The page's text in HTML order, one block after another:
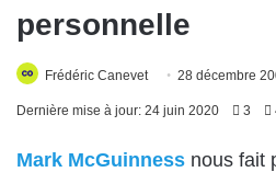
personnelle
Frédéric Canevet 28 décembre
Dernière mise à jour: 24 juin 2020 3
Mark McGuinness nous fait